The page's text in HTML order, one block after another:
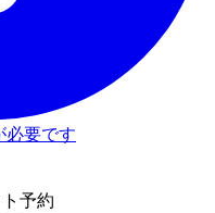
必要です
予約